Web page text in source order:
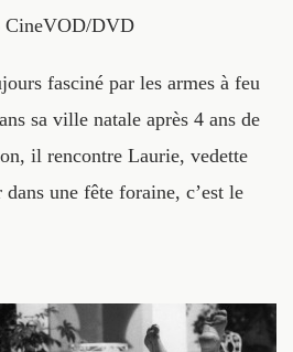
CineVOD/DVD
fasciné par les armes à feu
sa ville natale après 4 ans de
il rencontre Laurie, vedette
une fête foraine, c’est le